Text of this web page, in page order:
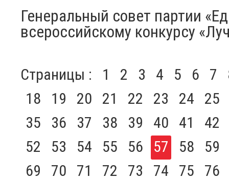
Генеральный совет партии
всероссийскому конкурсу
Страницы : 1 2 3 4 5 6 7
18
19 20 21 22 23 24
25
35
36 37 38 39 40 41
42
52
53 54 55 56 57 58
59
69
70 71 72 73 74 75
76